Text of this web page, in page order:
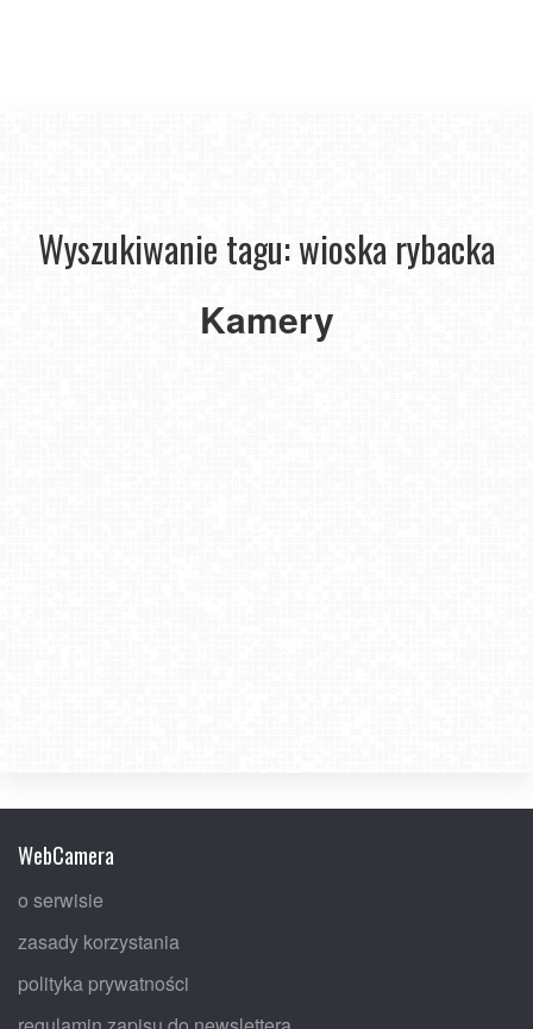
Wyszukiwanie tagu: wioska rybacka
Kamery
CHŁOPY
WebCamera
o serwisie
zasady korzystania
polityka prywatności